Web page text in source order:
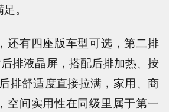
。
还有四座版车型可选，第二排
排液晶屏，搭配后排加热、按
排舒适度直接拉满，家用、商
空间实用性在同级里属于第一